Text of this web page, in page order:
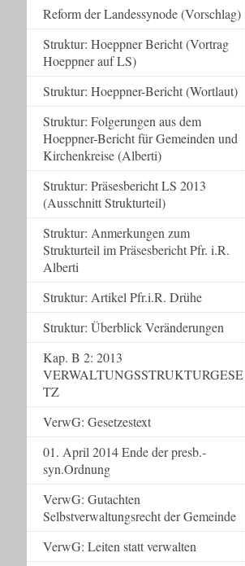
Reform der Landessynode (Vorschlag)
Struktur: Hoeppner Bericht (Vortrag
Hoeppner auf LS)
Struktur: Hoeppner-Bericht (Wortlaut)
Struktur: Folgerungen aus dem
Hoeppner-Bericht für Gemeinden und
Kirchenkreise (Alberti)
Struktur: Präsesbericht LS 2013
(Ausschnitt Strukturteil)
Struktur: Anmerkungen zum
Strukturteil im Präsesbericht Pfr. i.R.
Alberti
Struktur: Artikel Pfr.i.R. Drühe
Struktur: Überblick Veränderungen
Kap. B 2: 2013
VERWALTUNGSSTRUKTURGESE
TZ
VerwG: Gesetzestext
01. April 2014 Ende der presb.-
syn.Ordnung
VerwG: Gutachten
Selbstverwaltungsrecht der Gemeinde
VerwG: Leiten statt verwalten